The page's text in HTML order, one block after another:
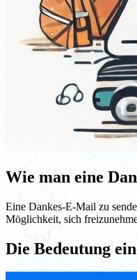
Wie man eine
Eine Dankes-E-Mail zu
Möglichkeit, sich
Die Bedeutung